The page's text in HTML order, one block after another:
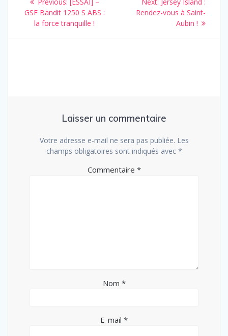
de
l’article
post:
GSF Bandit 1250 S ABS :
la force tranquille !
post:
Rendez-vous à Saint-
Aubin !
Laisser un commentaire
Votre adresse e-mail ne sera pas publiée. Les
champs obligatoires sont indiqués avec *
Commentaire *
Nom *
E-mail *